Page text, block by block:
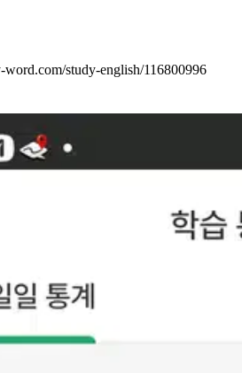
study-english/116800996